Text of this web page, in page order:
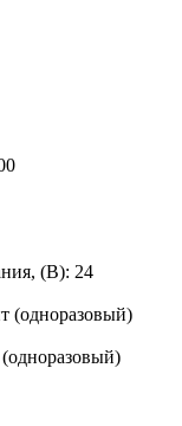
(В): 24
(одноразовый)